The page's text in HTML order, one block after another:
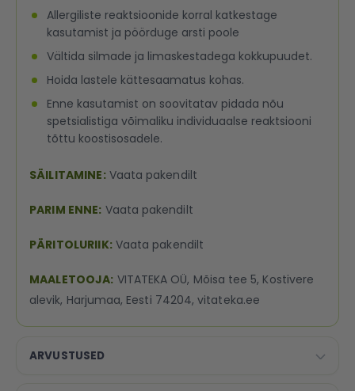
ARVUSTUSED
Allergiliste reaktsioonide korral katkestage
kasutamist ja pöörduge arsti poole
Vältida silmade ja limaskestadega kokkupuudet.
Hoida lastele kättesaamatus kohas.
Enne kasutamist on soovitatav pidada nõu
spetsialistiga võimaliku individuaalse reaktsiooni
tõttu koostisosadele.
SÄILITAMINE:Vaata pakendilt
PARIM ENNE: Vaata pakendilt
PÄRITOLURIIK:Vaata pakendilt
MAALETOOJA: VITATEKA OÜ, Mõisa tee 5, Kostivere
alevik, Harjumaa, Eesti 74204, vitateka.ee